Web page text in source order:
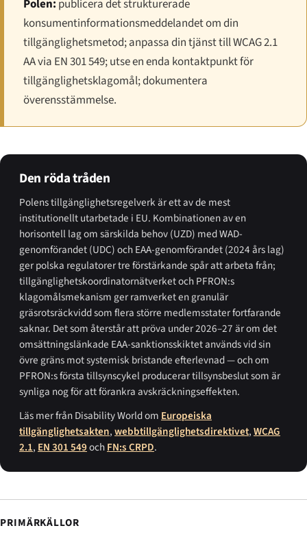
Polen: publicera det strukturerade
konsumentinformationsmeddelandet om din
tillgänglighetsmetod; anpassa din tjänst till WCAG 2.1
AA via EN 301 549; utse en enda kontaktpunkt för
tillgänglighetsklagomål; dokumentera
överensstämmelse.
Den röda tråden
Polens tillgänglighetsregelverk är ett av de mest
institutionellt utarbetade i EU. Kombinationen av en
horisontell lag om särskilda behov (UZD) med WAD-
genomförandet (UDC) och EAA-genomförandet (2024 års lag)
ger polska regulatorer tre förstärkande spår att arbeta från;
tillgänglighetskoordinatornätverket och PFRON:s
klagomålsmekanism ger ramverket en granulär
gräsrotsräckvidd som flera större medlemsstater fortfarande
saknar. Det som återstår att pröva under 2026–27 är om det
omsättningslänkade EAA-sanktionsskiktet används vid sin
övre gräns mot systemisk bristande efterlevnad — och om
PFRON:s första tillsynscykel producerar tillsynsbeslut som är
synliga nog för att förankra avskräckningseffekten.
Läs mer från Disability World om Europeiska
tillgänglighetsakten,webbtillgänglighetsdirektivet,WCAG
2.1, EN 301 549ochFN:s CRPD.
PRIMÄRKÄLLOR